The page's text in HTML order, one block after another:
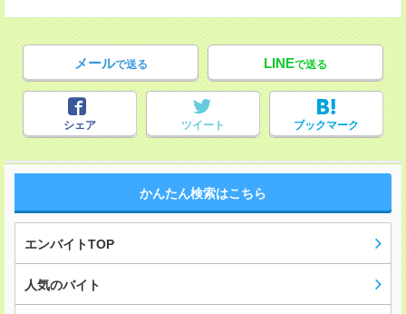
メールで送る LINEで送る
シェア ツイート ブックマーク
かんたん検索はこちら
エンバイトTOP
人気のバイト